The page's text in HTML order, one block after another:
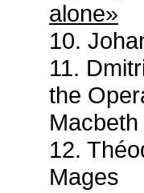
alone»
10.
11.
the
12.
Mages